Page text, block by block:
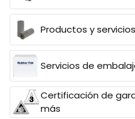
Productos y
Servicios de
Certificación de
más